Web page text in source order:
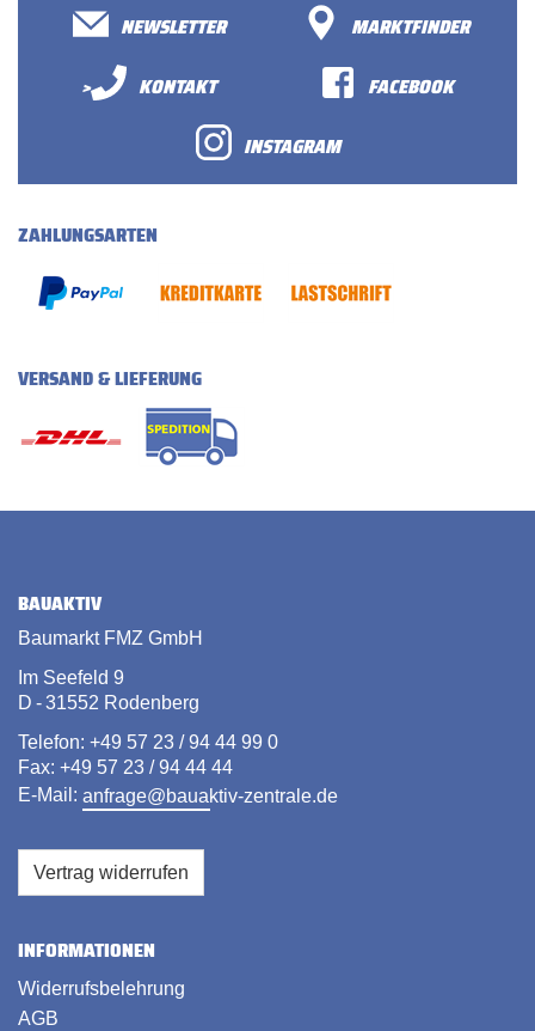
NEWSLETTER
MARKTFINDER
>
KONTAKT
FACEBOOK
INSTAGRAM
ZAHLUNGSARTEN
VERSAND & LIEFERUNG
BAUAKTIV
Baumarkt FMZ GmbH
Im Seefeld 9
D - 31552 Rodenberg
Telefon: +49 57 23 / 94 44 99 0
Fax: +49 57 23 / 94 44 44
E-Mail: anfrage@bauaktiv-zentrale.de
Vertrag widerrufen
INFORMATIONEN
Widerrufsbelehrung
AGB